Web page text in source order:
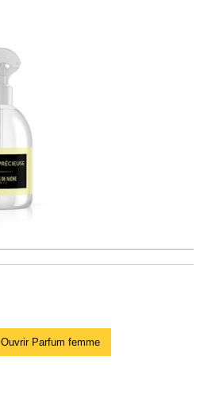
Ouvrir Parfum femme